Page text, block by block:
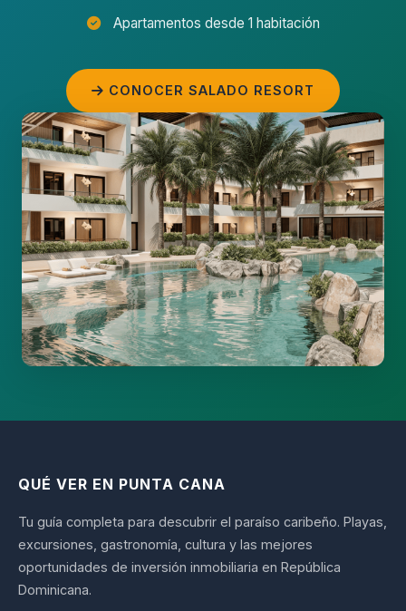
Apartamentos desde 1 habitación
CONOCER SALADO RESORT
QUÉ VER EN PUNTA CANA
Tu guía completa para descubrir el paraíso caribeño. Playas,
excursiones, gastronomía, cultura y las mejores
oportunidades de inversión inmobiliaria en República
Dominicana.